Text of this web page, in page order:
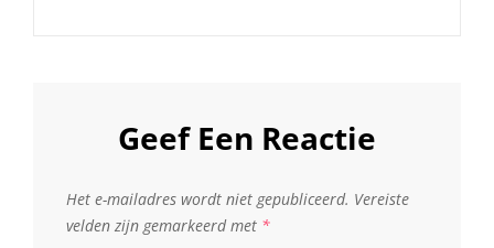
Geef Een Reactie
Het e-mailadres wordt niet gepubliceerd. Vereiste
velden zijn gemarkeerd met *